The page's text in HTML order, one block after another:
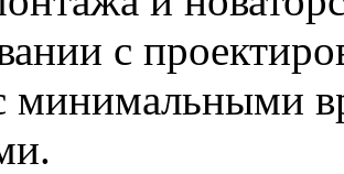
с
минимальными